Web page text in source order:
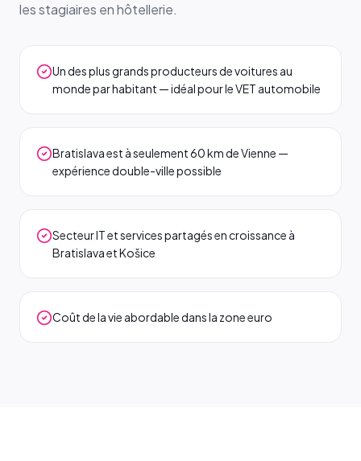
les stagiaires en hôtellerie.
Un des plus grands producteurs de voitures au
monde par habitant — idéal pour le VET automobile
Bratislava est à seulement 60 km de Vienne —
expérience double-ville possible
Secteur IT et services partagés en croissance à
Bratislava et Košice
Coût de la vie abordable dans la zone euro